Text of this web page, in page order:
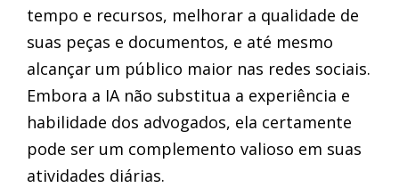
tempo e recursos, melhorar a qualidade de
suas peças e documentos, e até mesmo
alcançar um público maior nas redes sociais.
Embora a IA não substitua a experiência e
habilidade dos advogados, ela certamente
pode ser um complemento valioso em suas
atividades diárias.